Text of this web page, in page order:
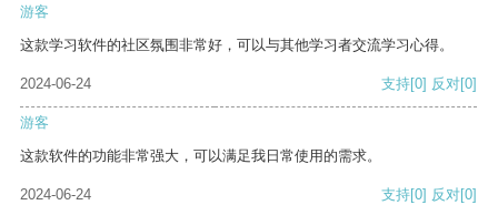
游客
这款学习软件的社区氛围非常好，可以与其他学习者交流学习心得。
2024-06-24 支持[0] 反对[0]
游客
这款软件的功能非常强大，可以满足我日常使用的需求。
2024-06-24 支持[0] 反对[0]